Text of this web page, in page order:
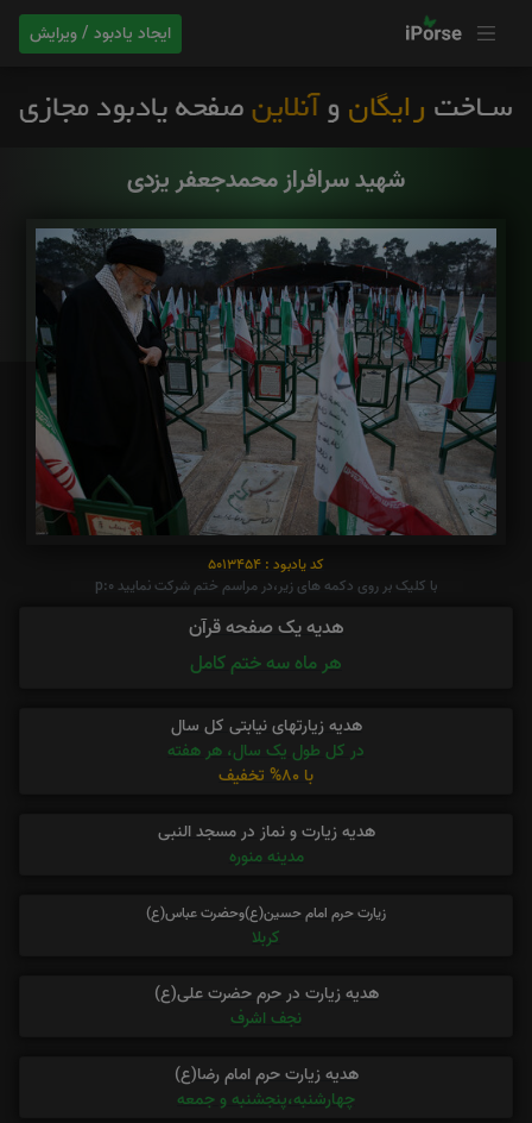
ایجاد یادبود / ویرایش
شهید سرافراز محمدجعفر یزدی
کد یادبود : 5013454
با کلیک بر روی دکمه های زیر،در مراسم ختم شرکت نمایید p:0
هدیه یک صفحه قرآن
هر ماه سه ختم کامل
هدیه زیارتهای نیابتی کل سال
در کل طول یک سال، هر هفته
با 80% تخفیف
هدیه زیارت و نماز در مسجد النبی
مدینه منوره
زیارت حرم امام حسین(ع)وحضرت عباس(ع)
کربلا
هدیه زیارت در حرم حضرت علی(ع)
نجف اشرف
هدیه زیارت حرم امام رضا(ع)
چهارشنبه،پنجشنبه و جمعه